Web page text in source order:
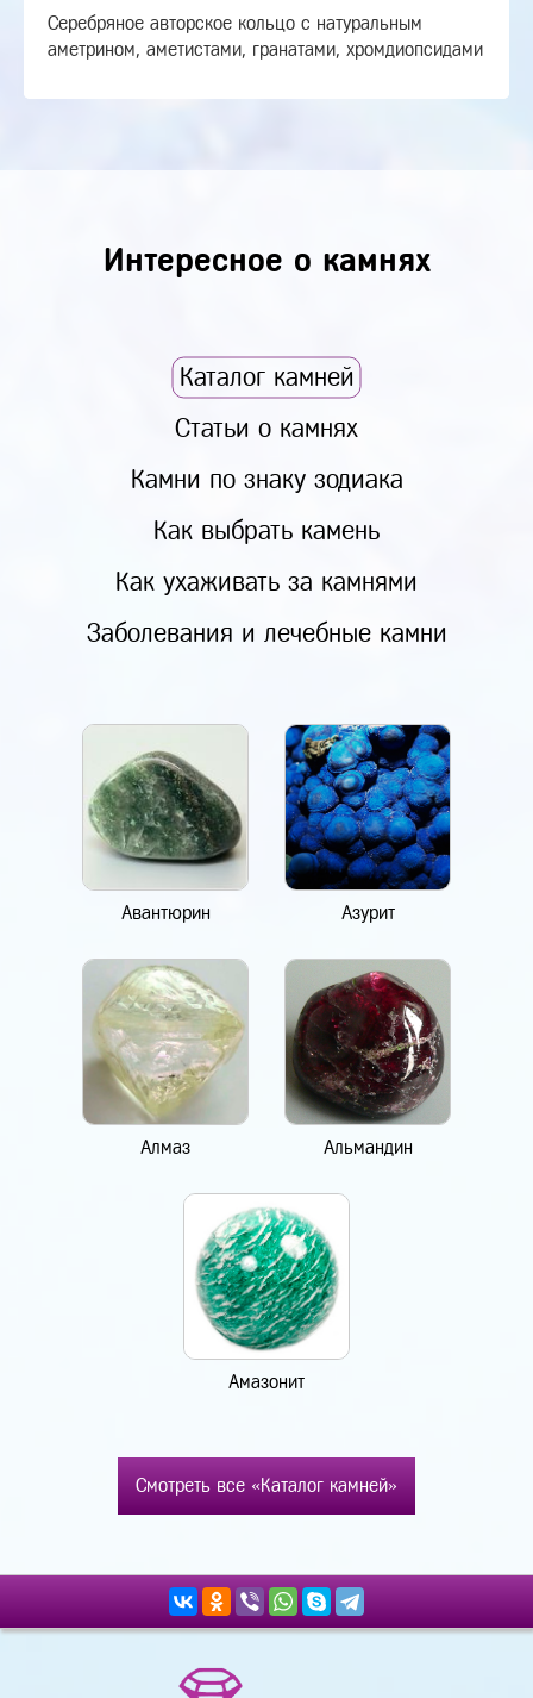
Серебряное авторское кольцо с натуральным
аметрином, аметистами, гранатами, хромдиопсидами
Интересное о камнях
Каталог камней
Статьи о камнях
Камни по знаку зодиака
Как выбрать камень
Как ухаживать за камнями
Заболевания и лечебные камни
Авантюрин Азурит
Алмаз Альмандин
Амазонит
Смотреть все «Каталог камней»